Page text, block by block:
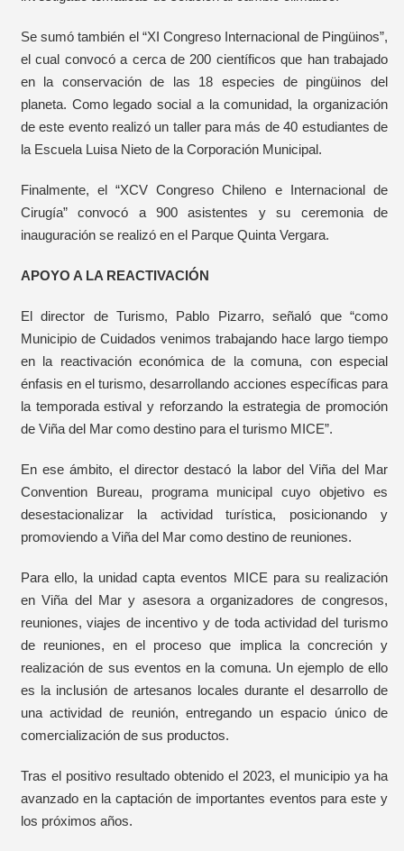
Se sumó también el “XI Congreso Internacional de Pingüinos”,
el cual convocó a cerca de 200 científicos que han trabajado
en la conservación de las 18 especies de pingüinos del
planeta. Como legado social a la comunidad, la organización
de este evento realizó un taller para más de 40 estudiantes de
la Escuela Luisa Nieto de la Corporación Municipal.
Finalmente, el “XCV Congreso Chileno e Internacional de
Cirugía” convocó a 900 asistentes y su ceremonia de
inauguración se realizó en el Parque Quinta Vergara.
APOYO A LA REACTIVACIÓN
El director de Turismo, Pablo Pizarro, señaló que “como
Municipio de Cuidados venimos trabajando hace largo tiempo
en la reactivación económica de la comuna, con especial
énfasis en el turismo, desarrollando acciones específicas para
la temporada estival y reforzando la estrategia de promoción
de Viña del Mar como destino para el turismo MICE”.
En ese ámbito, el director destacó la labor del Viña del Mar
Convention Bureau, programa municipal cuyo objetivo es
desestacionalizar la actividad turística, posicionando y
promoviendo a Viña del Mar como destino de reuniones.
Para ello, la unidad capta eventos MICE para su realización
en Viña del Mar y asesora a organizadores de congresos,
reuniones, viajes de incentivo y de toda actividad del turismo
de reuniones, en el proceso que implica la concreción y
realización de sus eventos en la comuna. Un ejemplo de ello
es la inclusión de artesanos locales durante el desarrollo de
una actividad de reunión, entregando un espacio único de
comercialización de sus productos.
Tras el positivo resultado obtenido el 2023, el municipio ya ha
avanzado en la captación de importantes eventos para este y
los próximos años.